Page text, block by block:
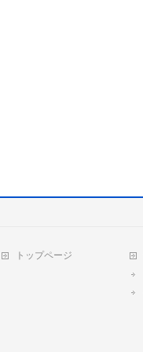
トップページ